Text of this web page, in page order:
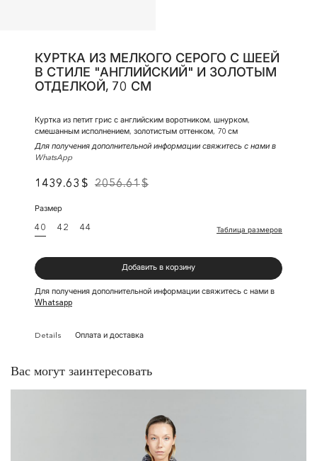
КУРТКА ИЗ МЕЛКОГО СЕРОГО С ШЕЕЙ
В СТИЛЕ "АНГЛИЙСКИЙ" И ЗОЛОТЫМ
ОТДЕЛКОЙ, 70 СМ
Куртка из петит грис с английским воротником, шнурком,
смешанным исполнением, золотистым оттенком, 70 см
Для получения дополнительной информации свяжитесь с нами в
WhatsApp
1439.63 $ 2056.61$
Размер
40 42 44 Таблица размеров
Добавить в корзину
Для получения дополнительной информации свяжитесь с нами в
Whatsapp
Details Оплата и доставка
Вас могут заинтересовать